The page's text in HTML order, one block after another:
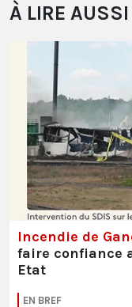
À LIRE AUSSI
Incendie de
faire confiance
Etat
EN BREF